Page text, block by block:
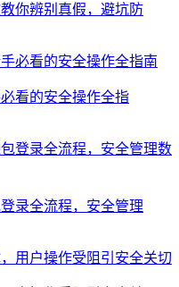
你辨别真假，避坑防
看的安全操作全指
录全流程，安全管理